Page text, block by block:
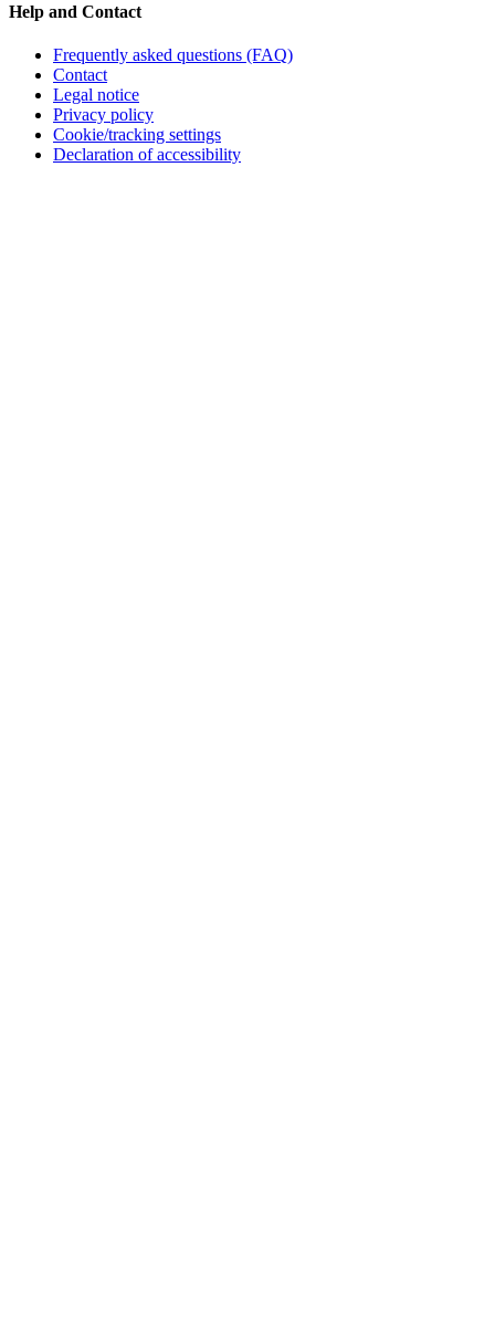
Help and Contact
Frequently asked questions (FAQ)
Contact
Legal notice
Privacy policy
Cookie/tracking settings
Declaration of accessibility